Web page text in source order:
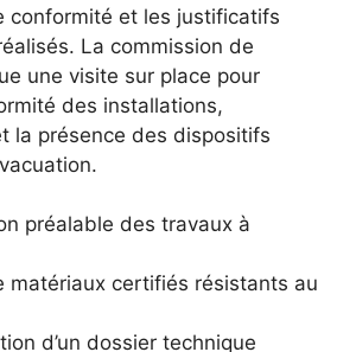
conformité et les justificatifs
La commission de
une visite sur place pour
des installations,
la présence des dispositifs
préalable des travaux à
matériaux certifiés résistants au
d’un dossier technique